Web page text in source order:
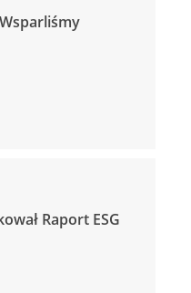
Raport ESG